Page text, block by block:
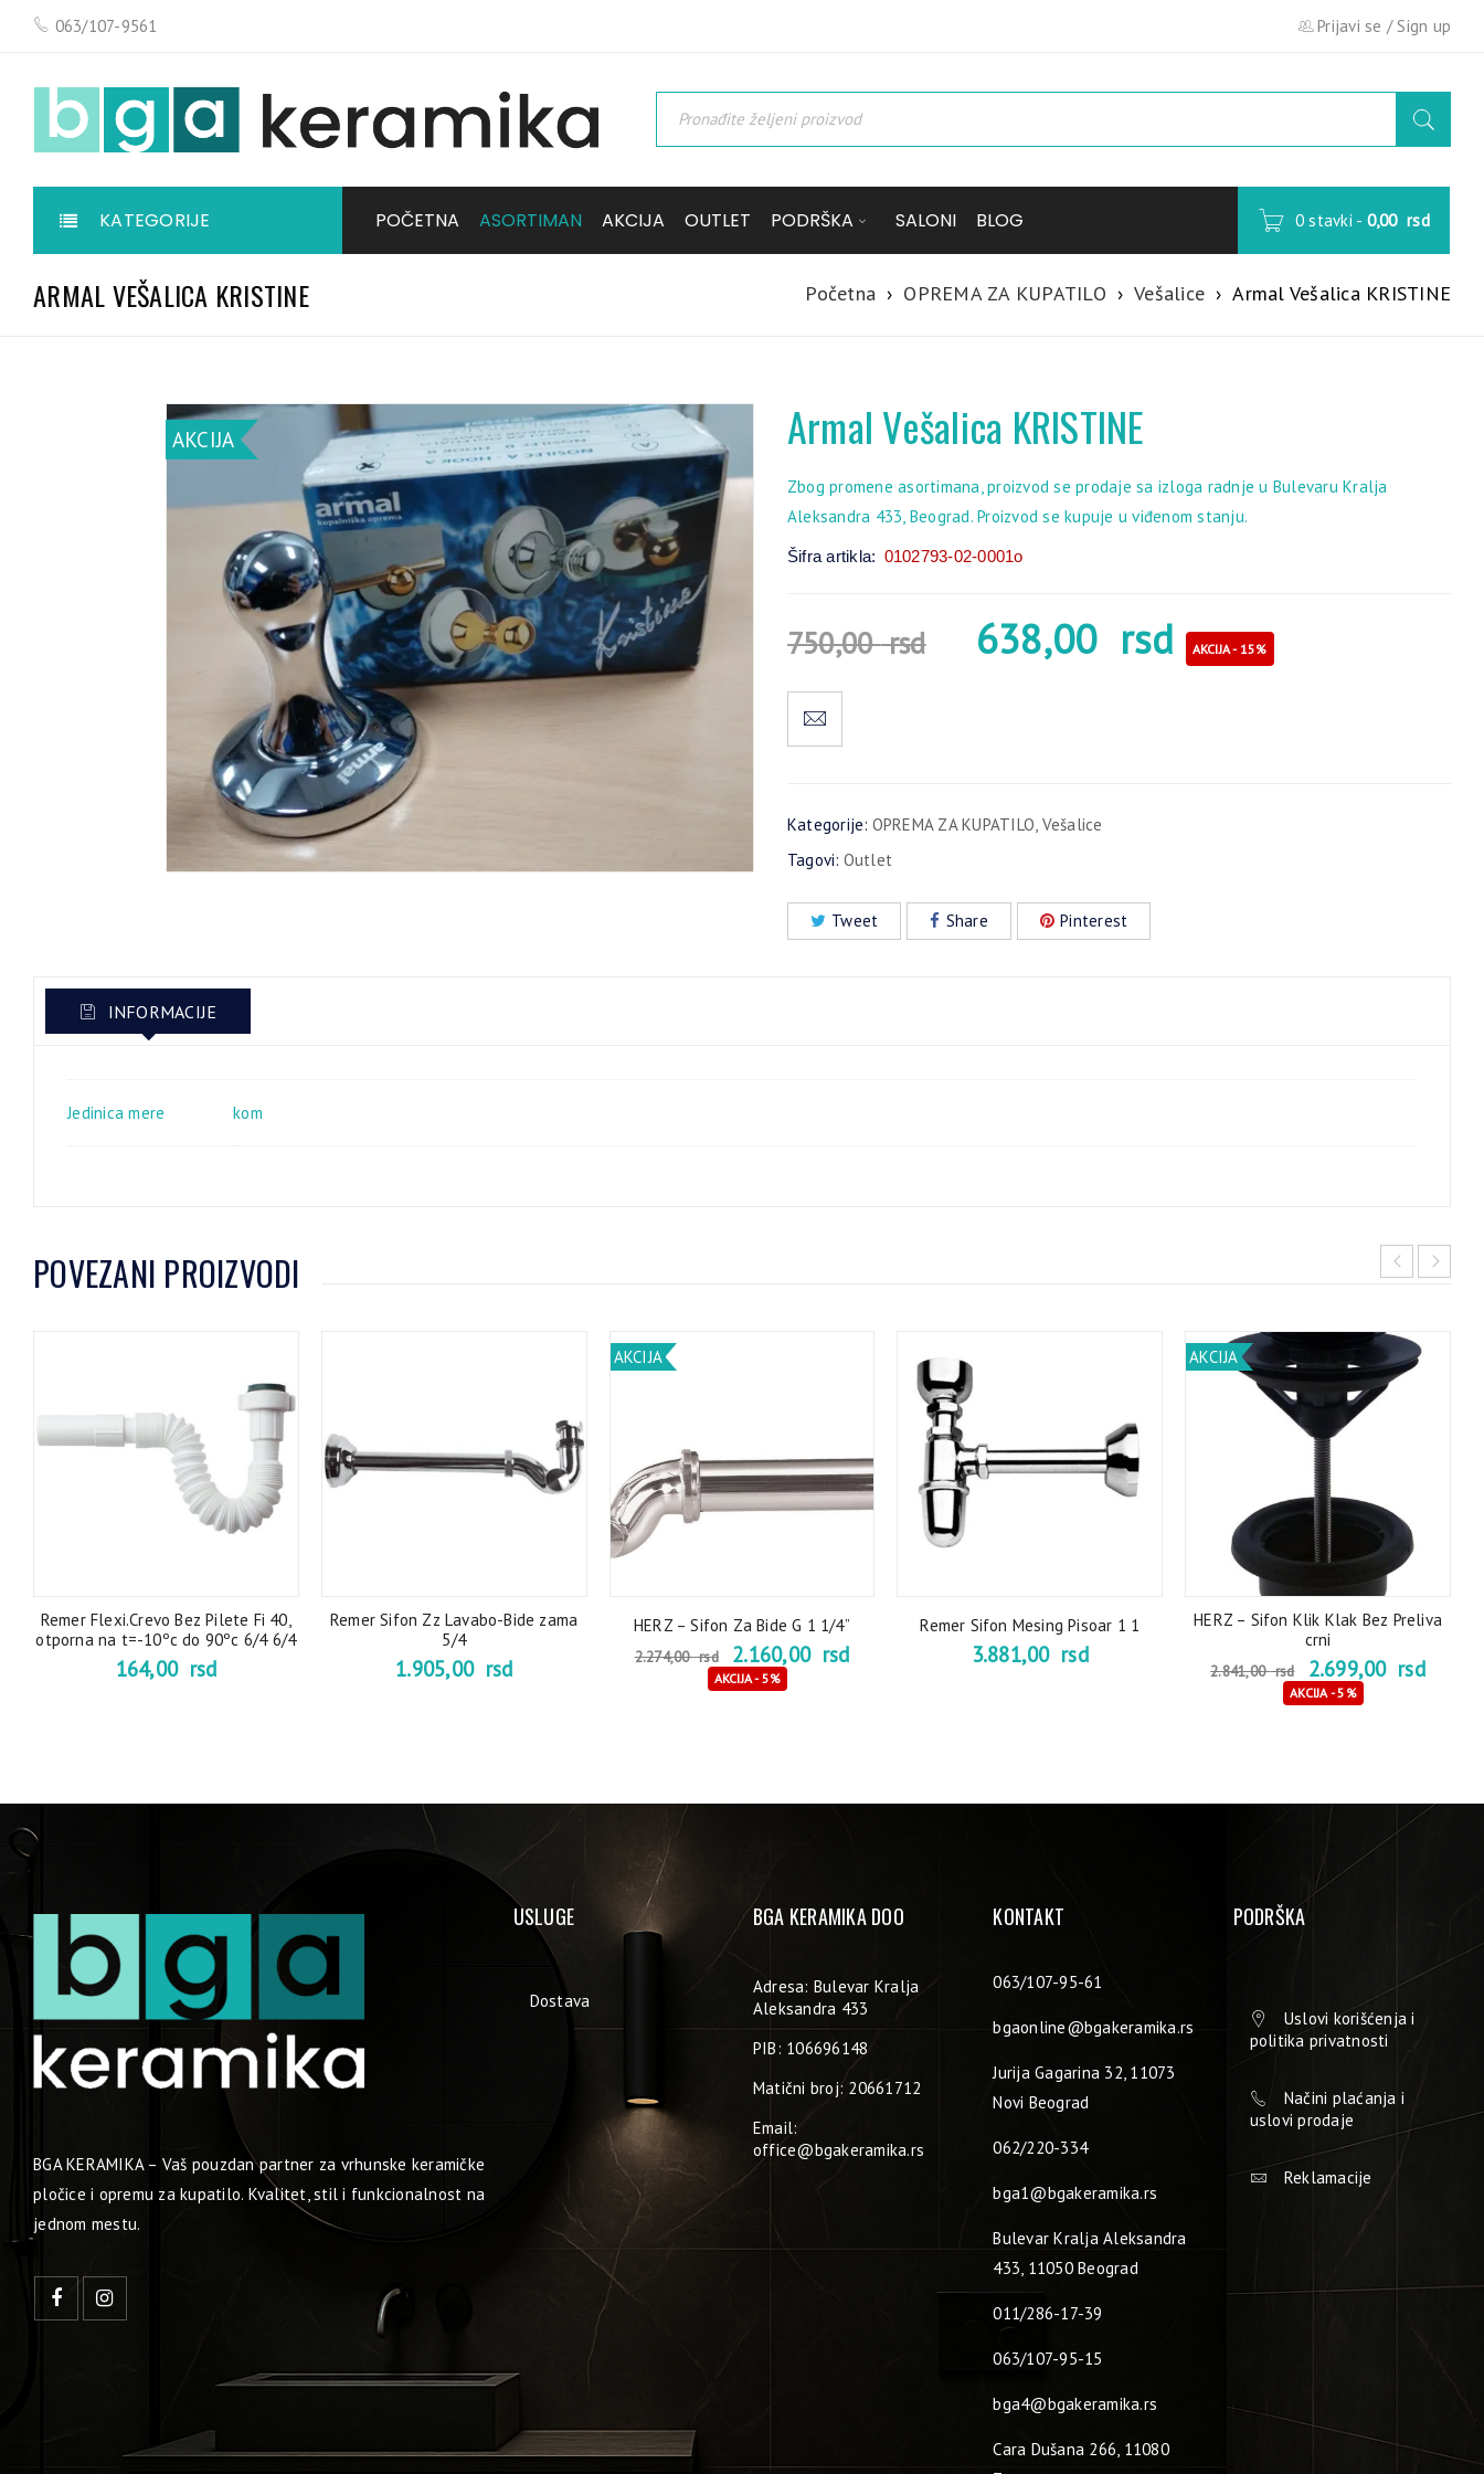
063/107-9561 Prijavi se /Sign up
KATEGORIJE POČETNA ASORTIMAN AKCIJA OUTLET PODRŠKA SALONI BLOG 0 stavki - 0,00 rsd
ARMAL VEŠALICA KRISTINE Početna › OPREMA ZA KUPATILO › Vešalice › Armal Vešalica KRISTINE
AKCIJA Armal Vešalica KRISTINE
Zbog promene asortimana, proizvod se prodaje sa izloga radnje u Bulevaru Kralja
Aleksandra 433, Beograd. Proizvod se kupuje u viđenom stanju.
Šifra artikla: 0102793-02-0001o
750,00rsd 638,00 rsd AKCIJA - 15%
Kategorije: OPREMA ZA KUPATILO, Vešalice
Tagovi: Outlet
Tweet Share Pinterest
INFORMACIJE
Jedinica mere kom
POVEZANI PROIZVODI
Remer Flexi.Crevo Bez Pilete Fi 40,
otporna na t=-10ºc do 90ºc 6/4 6/4
164,00 rsd
Remer Sifon Zz Lavabo-Bide zama
5/4
1.905,00 rsd
AKCIJA
HERZ – Sifon Za Bide G 1 1/4”
2.274,00rsd 2.160,00 rsd
AKCIJA - 5%
Remer Sifon Mesing Pisoar 1 1
3.881,00 rsd
AKCIJA
HERZ – Sifon Klik Klak Bez Preliva
crni
2.841,00rsd 2.699,00 rsd
AKCIJA - 5%
BGA KERAMIKA – Vaš pouzdan partner za vrhunske keramičke
pločice i opremu za kupatilo. Kvalitet, stil i funkcionalnost na
jednom mestu.
USLUGE
Dostava
BGA KERAMIKA DOO
Adresa: Bulevar Kralja
Aleksandra 433
PIB: 106696148
Matični broj: 20661712
Email:
office@bgakeramika.rs
KONTAKT
063/107-95-61
bgaonline@bgakeramika.rs
Jurija Gagarina 32, 11073
Novi Beograd
062/220-334
bga1@bgakeramika.rs
Bulevar Kralja Aleksandra
433, 11050 Beograd
011/286-17-39
063/107-95-15
bga4@bgakeramika.rs
Cara Dušana 266, 11080
PODRŠKA
Uslovi korišćenja i
politika privatnosti
Načini plaćanja i
uslovi prodaje
Reklamacije